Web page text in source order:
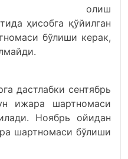
олиш
ҳисобга қўйилган
бўлиши керак,
дастлабки сентябрь
ижара шартномаси
Ноябрь ойидан
шартномаси бўлиши